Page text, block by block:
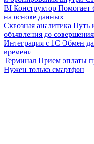
BI Конструктор Помогает
на основе данных
Сквозная аналитика Путь
объявления до
Интеграция с 1С Обмен
времени
Терминал Прием оплаты
Нужен только смартфон